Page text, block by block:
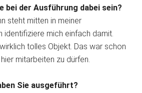
bei der Ausführung dabei sein?
steht mitten in meiner
identifiziere mich einfach damit.
tolles Objekt. Das war schon
mitarbeiten zu dürfen.
Sie ausgeführt?